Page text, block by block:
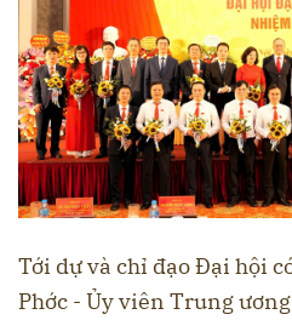
Tới dự và chỉ đạo Đại hội
Phớc - Ủy viên Trung